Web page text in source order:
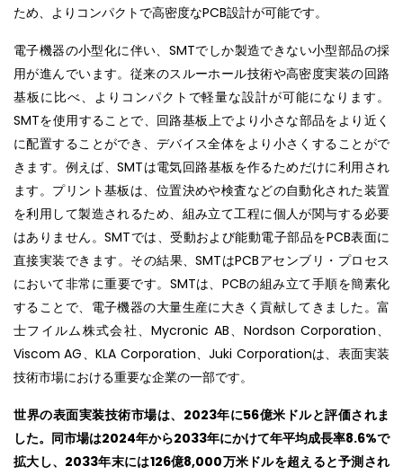
ため、よりコンパクトで高密度なPCB設計が可能です。
電子機器の小型化に伴い、SMTでしか製造できない小型部品の採
用が進んでいます。従来のスルーホール技術や高密度実装の回路
基板に比べ、よりコンパクトで軽量な設計が可能になります。
SMTを使用することで、回路基板上でより小さな部品をより近く
に配置することができ、デバイス全体をより小さくすることがで
きます。例えば、SMTは電気回路基板を作るためだけに利用され
ます。プリント基板は、位置決めや検査などの自動化された装置
を利用して製造されるため、組み立て工程に個人が関与する必要
はありません。SMTでは、受動および能動電子部品をPCB表面に
直接実装できます。その結果、SMTはPCBアセンブリ・プロセス
において非常に重要です。SMTは、PCBの組み立て手順を簡素化
することで、電子機器の大量生産に大きく貢献してきました。富
士フイルム株式会社、Mycronic AB、Nordson Corporation、
Viscom AG、KLA Corporation、Juki Corporationは、表面実装
技術市場における重要な企業の一部です。
世界の表面実装技術市場は、2023年に56億米ドルと評価されま
した。同市場は2024年から2033年にかけて年平均成長率8.6%で
拡大し、2033年末には126億8,000万米ドルを超えると予測され